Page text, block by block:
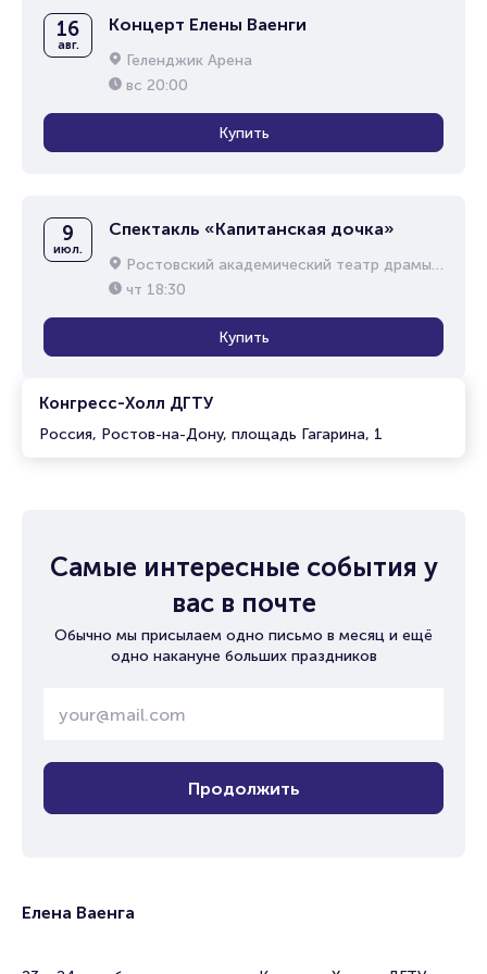
Конгресс-Холл ДГТУ
Россия, Ростов-на-Дону, площадь Гагарина, 1
16
авг.
Концерт Елены Ваенги
Геленджик Арена
вс 20:00
Купить
9
июл.
Спектакль «Капитанская дочка»
Ростовский академический театр драмы им. М.Горького
чт 18:30
Купить
Самые интересные события у
вас в почте
Обычно мы присылаем одно письмо в месяц и ещё
одно накануне больших праздников
Продолжить
Елена Ваенга